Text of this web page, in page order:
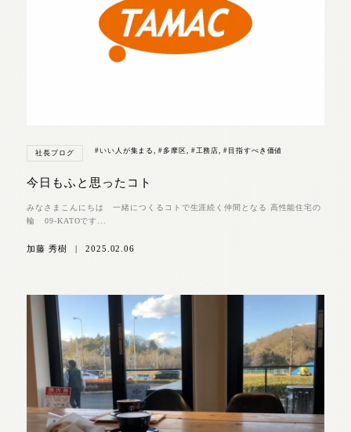
社長ブログ #いい人が集まる,#多摩区, #工務店,#目指すべき価値
今日もふと思ったコト
みなさまこんにちは 一緒につくるコトで生涯続く仲間となる 高性能住宅の
輪 09-KATOです...
加藤 秀樹 2025.02.06